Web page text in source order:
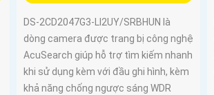
DS-2CD2047G3-LI2UY/SRBHUN là
dòng camera được trang bị công nghệ
AcuSearch giúp hỗ trợ tìm kiếm nhanh
khi sử dụng kèm với đầu ghi hình, kèm
khả năng chống ngược sáng WDR